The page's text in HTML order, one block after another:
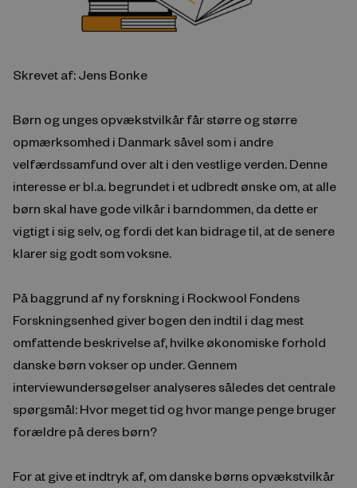
Skrevet af: Jens Bonke
Børn og unges opvækstvilkår får større og større
opmærksomhed i Danmark såvel som i andre
velfærdssamfund over alt i den vestlige verden. Denne
interesse er bl.a. begrundet i et udbredt ønske om, at alle
børn skal have gode vilkår i barndommen, da dette er
vigtigt i sig selv, og fordi det kan bidrage til, at de senere
klarer sig godt som voksne.
På baggrund af ny forskning i Rockwool Fondens
Forskningsenhed giver bogen den indtil i dag mest
omfattende beskrivelse af, hvilke økonomiske forhold
danske børn vokser op under. Gennem
interviewundersøgelser analyseres således det centrale
spørgsmål: Hvor meget tid og hvor mange penge bruger
forældre på deres børn?
For at give et indtryk af, om danske børns opvækstvilkår